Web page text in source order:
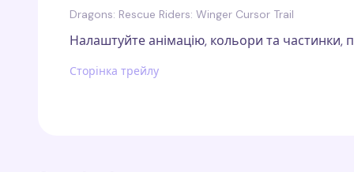
Dragons: Rescue Riders: Winger Cursor Trail
Налаштуйте анімацію, кольори та частинки,
Сторінка трейлу